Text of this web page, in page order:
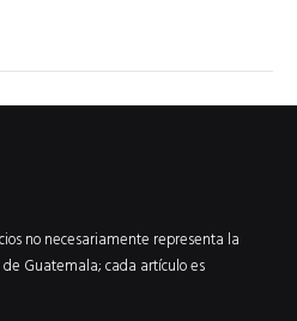
no necesariamente representa la
Guatemala; cada artículo es